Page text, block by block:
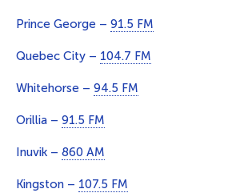
Prince George – 91.5 FM
Quebec City – 104.7 FM
Whitehorse – 94.5 FM
Orillia – 91.5 FM
Inuvik – 860 AM
Kingston – 107.5 FM